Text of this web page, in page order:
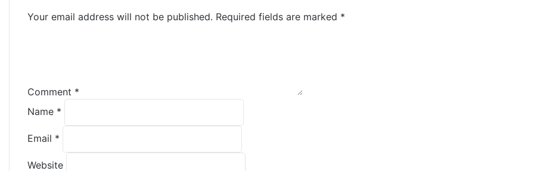
Your email address will not be published. Required fields are marked *
Comment *
Name *
Email *
Website